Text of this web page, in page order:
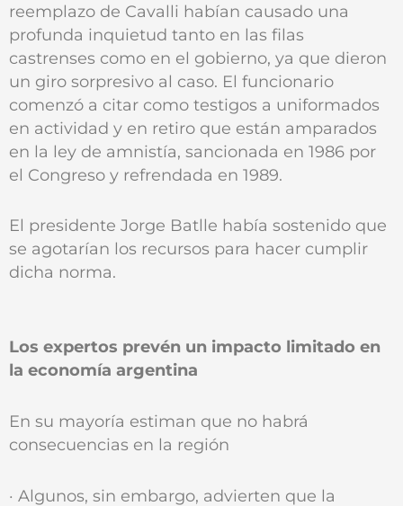
reemplazo de Cavalli habían causado una
profunda inquietud tanto en las filas
castrenses como en el gobierno, ya que dieron
un giro sorpresivo al caso. El funcionario
comenzó a citar como testigos a uniformados
en actividad y en retiro que están amparados
en la ley de amnistía, sancionada en 1986 por
el Congreso y refrendada en 1989.
El presidente Jorge Batlle había sostenido que
se agotarían los recursos para hacer cumplir
dicha norma.
Los expertos prevén un impacto limitado en
la economía argentina
En su mayoría estiman que no habrá
consecuencias en la región
· Algunos, sin embargo, advierten que la